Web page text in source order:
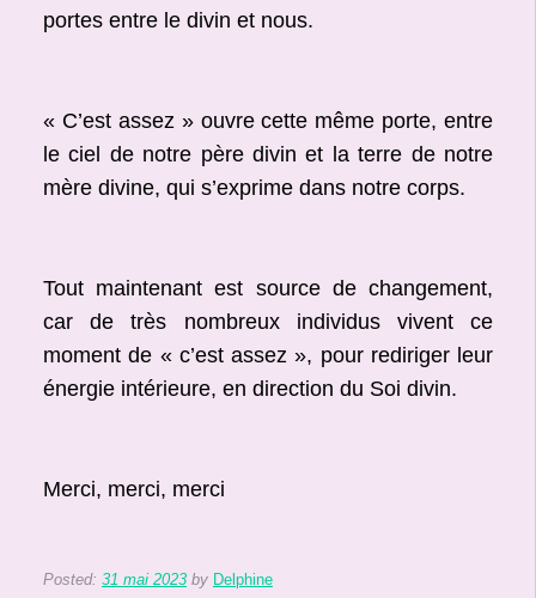
portes entre le divin et nous.
« C’est assez » ouvre cette même porte, entre
le ciel de notre père divin et la terre de notre
mère divine, qui s’exprime dans notre corps.
Tout maintenant est source de changement,
car de très nombreux individus vivent ce
moment de « c’est assez », pour rediriger leur
énergie intérieure, en direction du Soi divin.
Merci, merci, merci
Posted: 31 mai 2023 by Delphine